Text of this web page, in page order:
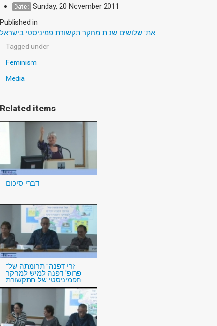
Date: Sunday, 20 November 2011
Published in
את: שלושים שנות מחקר תקשורת פמיניסטי בישראל
Tagged under
Feminism
Media
Related items
דברי סיכום
"זרי דפנה" תרומתה של
פרופ' דפנה למיש למחקר
הפמיניסטי של התקשורת